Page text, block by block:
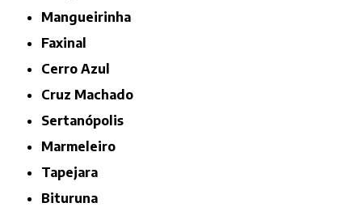
Mangueirinha
Faxinal
Cerro Azul
Cruz Machado
Sertanópolis
Marmeleiro
Tapejara
Bituruna